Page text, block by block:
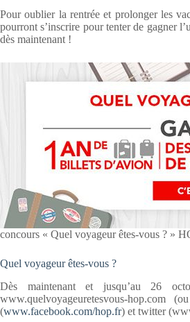
Pour oublier la rentrée et prolonger les
pourront s’inscrire pour tenter de gagner
dès maintenant !
concours « Quel voyageur êtes-vous ? »
Quel voyageur êtes-vous ?
Dès maintenant et jusqu’au 26
www.quelvoyageuretesvous-
(www.facebook.com/hop.fr) et twitter